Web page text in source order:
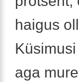
haigus
aga